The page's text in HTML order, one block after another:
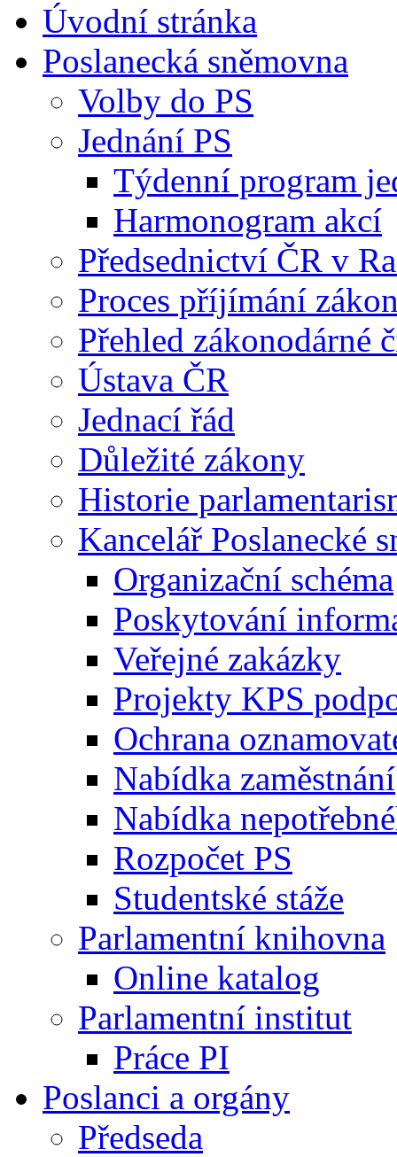
Úvodní stránka
Poslanecká sněmovna
Volby do PS
Jednání PS
Týdenní program
Harmonogram akcí
Předsednictví ČR v
Proces příjímání
Přehled zákonodárné
Ústava ČR
Jednací řád
Důležité zákony
Historie
Kancelář Poslanecké
Organizační schéma
Poskytování
Veřejné zakázky
Projekty KPS
Ochrana
Nabídka zaměstnání
Nabídka
Rozpočet PS
Studentské stáže
Parlamentní knihovna
Online katalog
Parlamentní institut
Práce PI
Poslanci a orgány
Předseda